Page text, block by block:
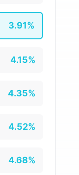
3.91%
4.15%
4.35%
4.52%
4.68%